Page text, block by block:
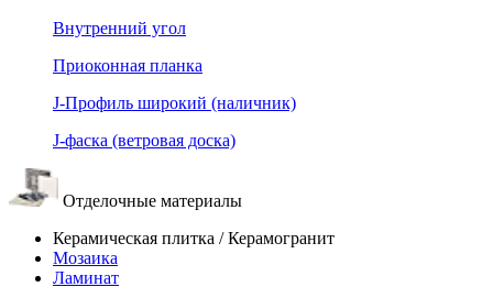
Внутренний угол
Приоконная планка
J-Профиль широкий (наличник)
J-фаска (ветровая доска)
Отделочные материалы
Керамическая плитка / Керамогранит
Мозаика
Ламинат